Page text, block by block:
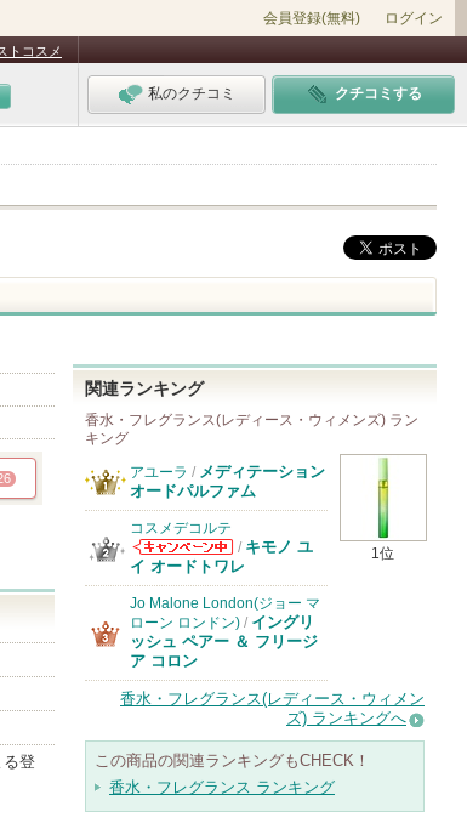
会員登録(無料) ログイン
トコスメ
私のクチコミ クチコミする
る登
関連ランキング
香水・フレグランス(レディース・ウィメンズ) ラン
キング
1位
アユーラ / メディテーション
オードパルファム
コスメデコルテ
コスメデコルテ
からのお知らせ
があります
/ キモノ ユ
イ オードトワレ
Jo Malone London(ジョー マ
ローン ロンドン) / イングリ
ッシュ ペアー ＆ フリージ
ア コロン
香水・フレグランス(レディース・ウィメン
ズ) ランキングへ
この商品の関連ランキングもCHECK！
香水・フレグランス ランキング